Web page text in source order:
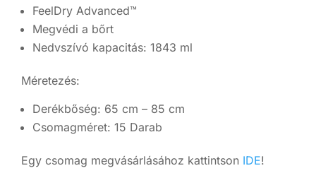
FeelDry Advanced™
Megvédi a bőrt
Nedvszívó kapacitás: 1843 ml
Méretezés:
Derékbőség: 65 cm – 85 cm
Csomagméret: 15 Darab
Egy csomag megvásárlásához kattintson IDE!